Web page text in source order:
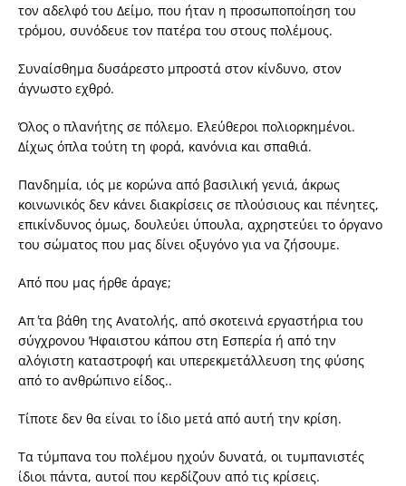
τον αδελφό του Δείμο, που ήταν η προσωποποίηση του
τρόμου, συνόδευε τον πατέρα του στους πολέμους.
Συναίσθημα δυσάρεστο μπροστά στον κίνδυνο, στον
άγνωστο εχθρό.
Όλος ο πλανήτης σε πόλεμο. Ελεύθεροι πολιορκημένοι.
Δίχως όπλα τούτη τη φορά, κανόνια και σπαθιά.
Πανδημία, ιός με κορώνα από βασιλική γενιά, άκρως
κοινωνικός δεν κάνει διακρίσεις σε πλούσιους και πένητες,
επικίνδυνος όμως, δουλεύει ύπουλα, αχρηστεύει το όργανο
του σώματος που μας δίνει οξυγόνο για να ζήσουμε.
Από που μας ήρθε άραγε;
Απ΄ τα βάθη της Ανατολής, από σκοτεινά εργαστήρια του
σύγχρονου Ήφαιστου κάπου στη Εσπερία ή από την
αλόγιστη καταστροφή και υπερεκμετάλλευση της φύσης
από το ανθρώπινο είδος..
Τίποτε δεν θα είναι το ίδιο μετά από αυτή την κρίση.
Τα τύμπανα του πολέμου ηχούν δυνατά, οι τυμπανιστές
ίδιοι πάντα, αυτοί που κερδίζουν από τις κρίσεις.